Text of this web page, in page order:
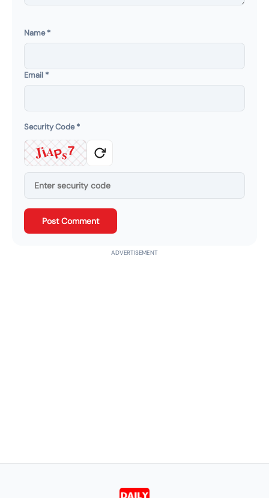
Name*
Email *
Security Code*
JiAPs7
Post Comment
ADVERTISEMENT